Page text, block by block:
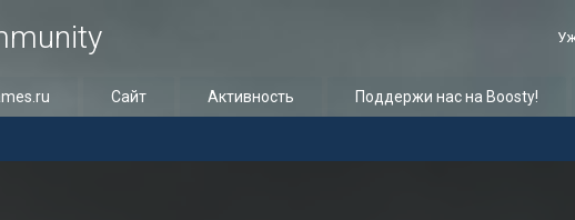
Сайт Активность Поддержи нас на Boosty!